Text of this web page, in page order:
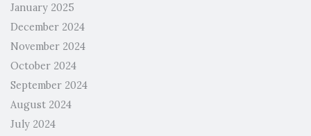
January 2025
December 2024
November 2024
October 2024
September 2024
August 2024
July 2024